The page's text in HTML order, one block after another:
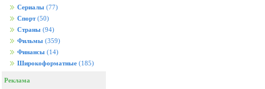
Сериалы (77)
Спорт (50)
Страны (94)
Фильмы (359)
Финансы (14)
Широкоформатные (185)
Реклама